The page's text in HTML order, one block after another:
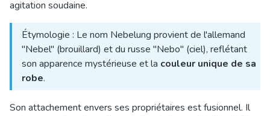
agitation soudaine.
Étymologie : Le nom Nebelung provient de l'allemand
"Nebel" (brouillard) et du russe "Nebo" (ciel), reflétant
son apparence mystérieuse et la couleur unique de sa
robe.
Son attachement envers ses propriétaires est fusionnel. Il